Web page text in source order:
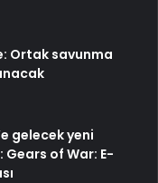
Ortak savunma
gelecek yeni
Gears of War: E-